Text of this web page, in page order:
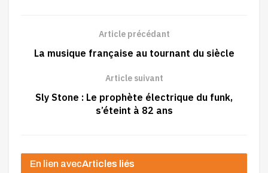
Article précédant
La musique française au tournant du siècle
Article suivant
Sly Stone : Le prophète électrique du funk,
s’éteint à 82 ans
En lien avecArticles liés